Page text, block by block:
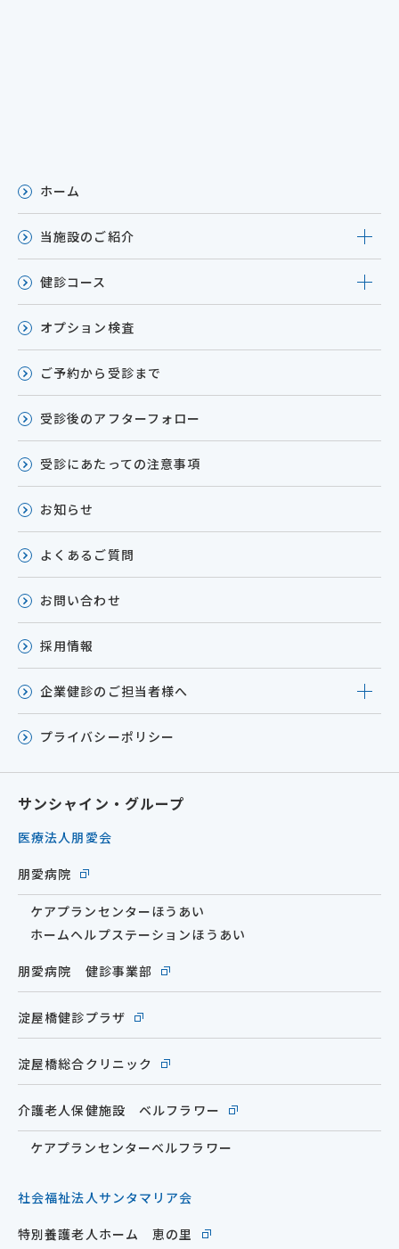
ホーム
当施設のご紹介
健診コース
オプション検査
ご予約から受診まで
受診後のアフターフォロー
受診にあたっての注意事項
お知らせ
よくあるご質問
お問い合わせ
採用情報
企業健診のご担当者様へ
プライバシーポリシー
サンシャイン・グループ
医療法人朋愛会
朋愛病院
ケアプランセンターほうあい
ホームヘルプステーションほうあい
朋愛病院 健診事業部
淀屋橋健診プラザ
淀屋橋総合クリニック
介護老人保健施設 ベルフラワー
ケアプランセンターベルフラワー
社会福祉法人サンタマリア会
特別養護老人ホーム 恵の里